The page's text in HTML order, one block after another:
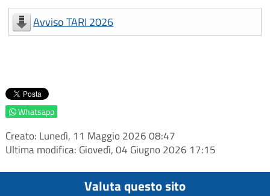
Avviso TARI 2026
Whatsapp
Creato: Lunedì, 11 Maggio 2026 08:47
Ultima modifica: Giovedì, 04 Giugno 2026 17:15
Valuta questo sito